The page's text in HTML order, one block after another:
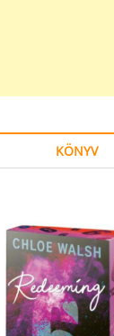
KÖNYV